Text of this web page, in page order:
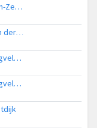
Politiehelikopter naar Vliegveld Midden-Zeeland
Politiehelikopter naar Nieuwveen, Laan der Verwondering
Politiehelikopter naar Amsterdam Vliegveld Schiphol
Politiehelikopter naar Amsterdam Vliegveld Schiphol